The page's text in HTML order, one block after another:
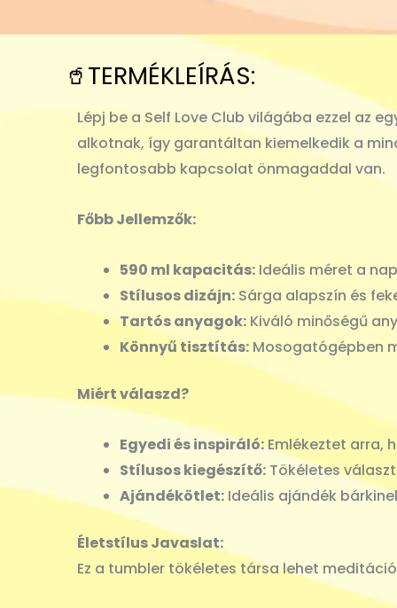
🥤TERMÉKLEÍRÁS:
Lépj be a Self Love Club világába ezzel az
alkotnak, így garantáltan kiemelkedik a
legfontosabb kapcsolat önmagaddal van.
Főbb Jellemzők:
590 ml kapacitás: Ideális méret a
Stílusos dizájn: Sárga alapszín és
Tartós anyagok: Kiváló minőségű
Könnyű tisztítás: Mosogatógépben
Miért válaszd?
Egyedi és inspiráló:Emlékeztet arra,
Stílusos kiegészítő: Tökéletes
Ajándékötlet: Ideális ajándék
Életstílus Javaslat:
Ez a tumbler tökéletes társa lehet